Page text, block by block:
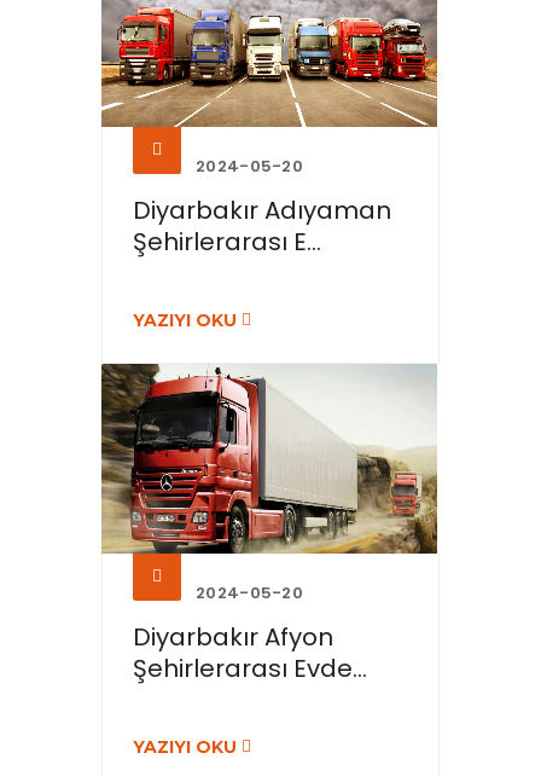
2024-05-20
Diyarbakır Adıyaman
Şehirlerarası E...
YAZIYI OKU
2024-05-20
Diyarbakır Afyon
Şehirlerarası Evde...
YAZIYI OKU